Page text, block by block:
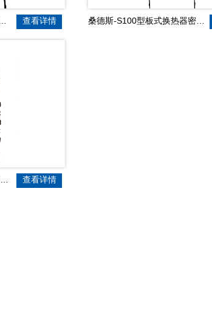
查看详情 桑德斯-S100型板式换热器密封胶垫
查看详情